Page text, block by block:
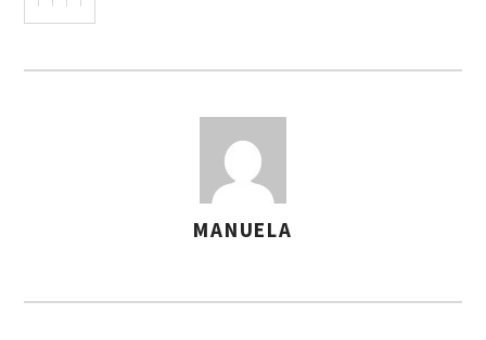
S
MANUELA